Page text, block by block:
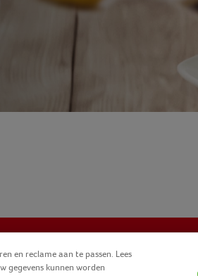
en reclame aan te passen. Lees
gegevens kunnen worden